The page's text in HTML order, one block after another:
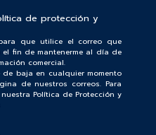
de protección y
que utilice el correo que
fin de mantenerme al día de
comercial.
baja en cualquier momento
de nuestros correos. Para
Política de Protección y